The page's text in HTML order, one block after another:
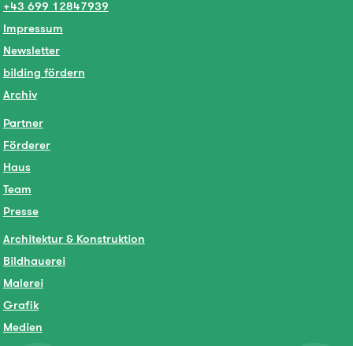
+43 699 12847939
Impressum
Newsletter
bilding fördern
Archiv
Partner
Förderer
Haus
Team
Presse
Architektur & Konstruktion
Bildhauerei
Malerei
Grafik
Medien